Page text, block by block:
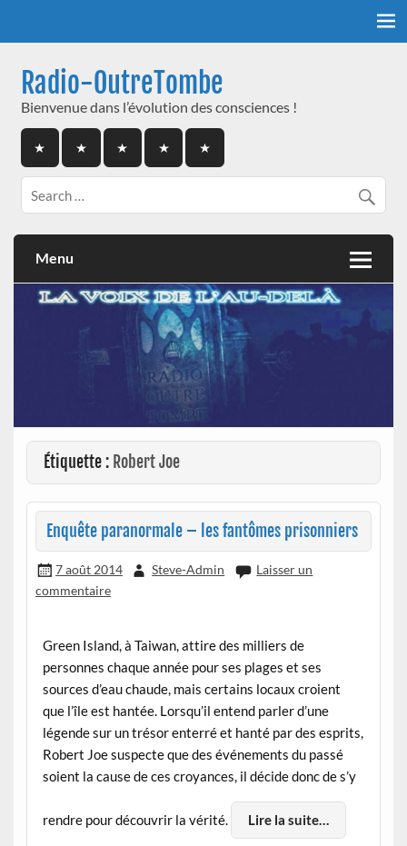
Radio-OutreTombe
Bienvenue dans l’évolution des consciences !
Menu
Étiquette : Robert Joe
Enquête paranormale – les fantômes prisonniers
7 août 2014 Steve-Admin
Laisser un
commentaire
Green Island, à Taiwan, attire des milliers de
personnes chaque année pour ses plages et ses
sources d’eau chaude, mais certains locaux croient
que l’île est hantée. Lorsqu’il entend parler d’une
légende sur un trésor enterré et hanté par des esprits,
Robert Joe suspecte que des événements du passé
soient la cause de ces croyances, il décide donc de s’y
rendre pour découvrir la vérité. Lire la suite…